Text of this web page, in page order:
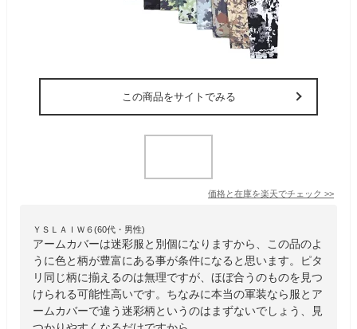
この商品をサイトでみる
価格と在庫を楽天でチェック >>
ＹＳＬＡＩＷ６(60代・男性)
アームカバーは迷彩服と別個になりますから、この品のよ
うに色と柄が豊富にある事が条件になると思います。ピタ
リ同じ柄に揃えるのは無理ですが、ほぼ合うのものを見つ
けられる可能性高いです。ちなみに本当の軍装なら服とア
ームカバーで違う迷彩柄というのはまずないでしょう、見